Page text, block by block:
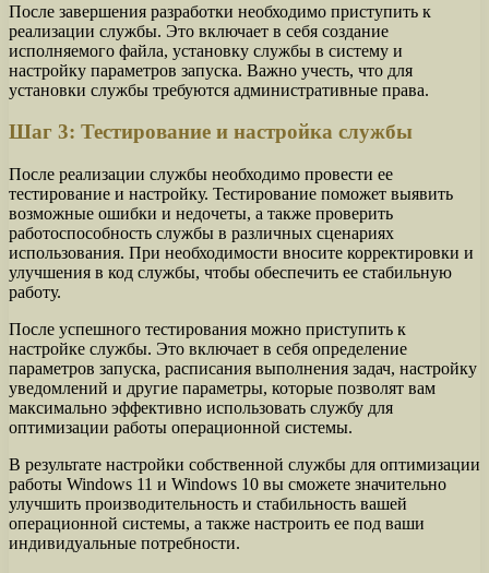
После завершения разработки необходимо приступить к
реализации службы. Это включает в себя создание
исполняемого файла, установку службы в систему и
настройку параметров запуска. Важно учесть, что для
установки службы требуются административные права.
Шаг 3: Тестирование и настройка службы
После реализации службы необходимо провести ее
тестирование и настройку. Тестирование поможет выявить
возможные ошибки и недочеты, а также проверить
работоспособность службы в различных сценариях
использования. При необходимости вносите корректировки и
улучшения в код службы, чтобы обеспечить ее стабильную
работу.
После успешного тестирования можно приступить к
настройке службы. Это включает в себя определение
параметров запуска, расписания выполнения задач, настройку
уведомлений и другие параметры, которые позволят вам
максимально эффективно использовать службу для
оптимизации работы операционной системы.
В результате настройки собственной службы для оптимизации
работы Windows 11 и Windows 10 вы сможете значительно
улучшить производительность и стабильность вашей
операционной системы, а также настроить ее под ваши
индивидуальные потребности.